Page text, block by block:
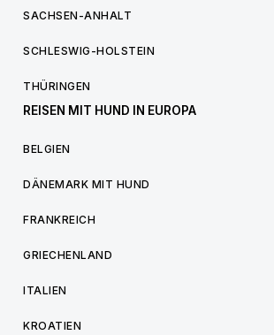
SACHSEN-ANHALT
SCHLESWIG-HOLSTEIN
THÜRINGEN
REISEN MIT HUND IN EUROPA
BELGIEN
DÄNEMARK MIT HUND
FRANKREICH
GRIECHENLAND
ITALIEN
KROATIEN